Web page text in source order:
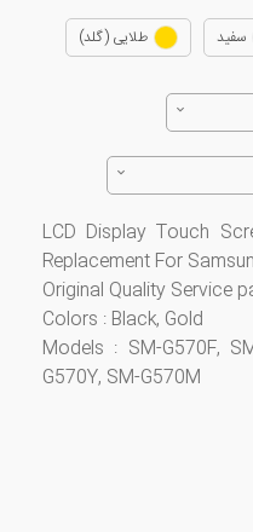
سفید طلایی (گلد)
LCD Display Touch
Replacement For
Original Quality Service
Colors : Black, Gold
Models : SM-G570F,
G570Y, SM-G570M